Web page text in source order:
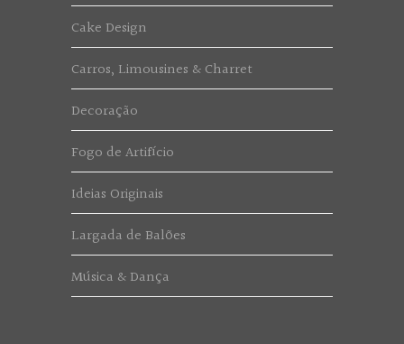
Cake Design
Carros, Limousines & Charret
Decoração
Fogo de Artifício
Ideias Originais
Largada de Balões
Música & Dança